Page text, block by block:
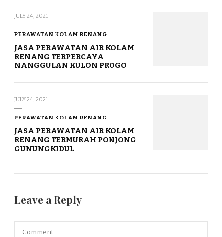
JULY 24, 2021
PERAWATAN KOLAM RENANG
JASA PERAWATAN AIR KOLAM
RENANG TERPERCAYA
NANGGULAN KULON PROGO
JULY 24, 2021
PERAWATAN KOLAM RENANG
JASA PERAWATAN AIR KOLAM
RENANG TERMURAH PONJONG
GUNUNGKIDUL
Leave a Reply